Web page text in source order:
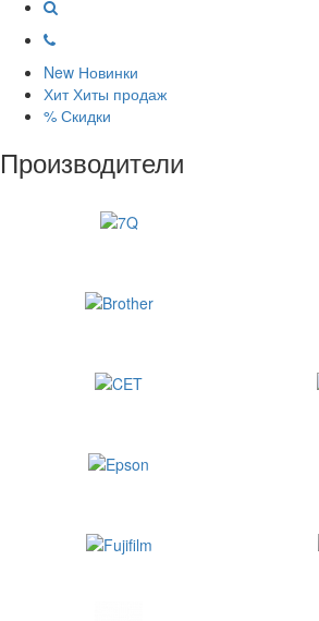
New Новинки
Хит Хиты продаж
% Скидки
Производители